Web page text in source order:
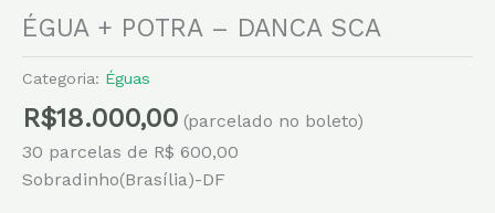
ÉGUA + POTRA – DANCA SCA
Categoria: Éguas
R$18.000,00 (parcelado no boleto)
30 parcelas de R$ 600,00
Sobradinho(Brasília)-DF